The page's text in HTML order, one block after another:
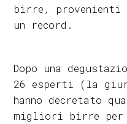
birre, provenienti
un record.
Dopo una
26 esperti (la
hanno decretato
migliori birre per